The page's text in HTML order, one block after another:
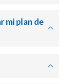
mi plan de